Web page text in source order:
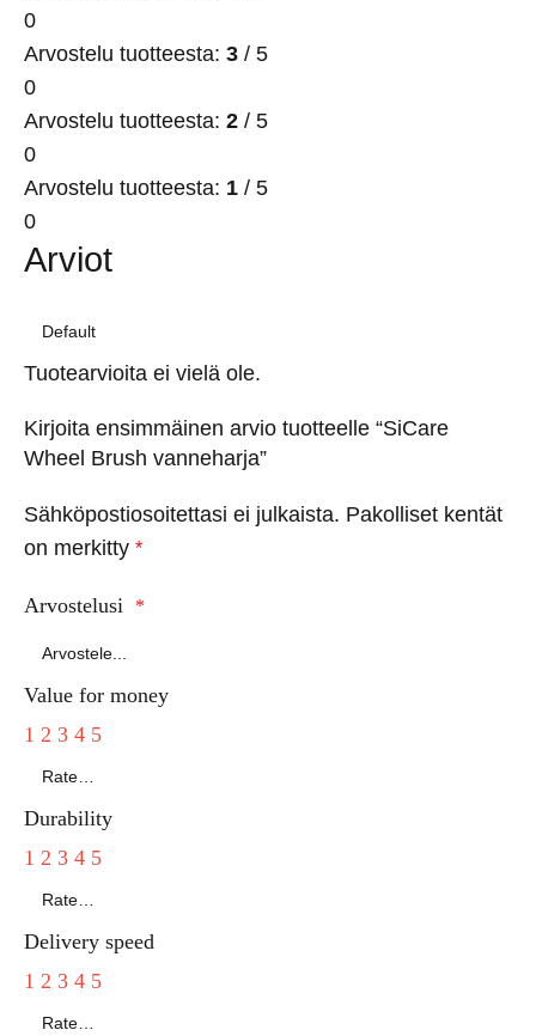
0
Arvostelu tuotteesta: 3 / 5
0
Arvostelu tuotteesta: 2 / 5
0
Arvostelu tuotteesta: 1 / 5
0
Arviot
Tuotearvioita ei vielä ole.
Kirjoita ensimmäinen arvio tuotteelle “SiCare
Wheel Brush vanneharja”
Sähköpostiosoitettasi ei julkaista. Pakolliset kentät
on merkitty *
Arvostelusi *
Value for money
1 2 3 4 5
Durability
1 2 3 4 5
Delivery speed
1 2 3 4 5